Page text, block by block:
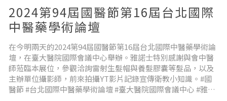
2024第94屆國醫節第16屆台北國際
中醫藥學術論壇
在今明兩天的2024第94屆國醫節第16屆台北國際中醫藥學術論
壇，在臺大醫院國際會議中心舉辦。雅諾士特別感謝與會中醫
師蒞臨本展位，參觀洽詢雷射生髮帽與養髮膠囊等髮品，以及
主辦單位攝影師，前來拍攝YT影片記錄宣傳衛教小知識。#國
醫節 #台北國際中醫藥學術論壇 #臺大醫院國際會議中心 #雅諾